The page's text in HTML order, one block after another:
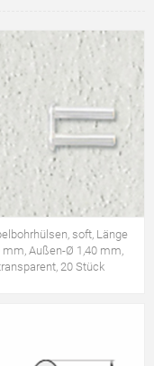
soft, Länge
mm, Außen-Ø 1,40 mm,
20 Stück